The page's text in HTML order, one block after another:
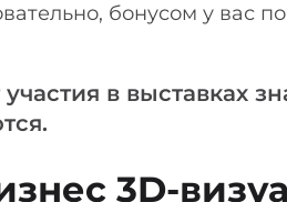
бонусом у вас
в выставках
3D-